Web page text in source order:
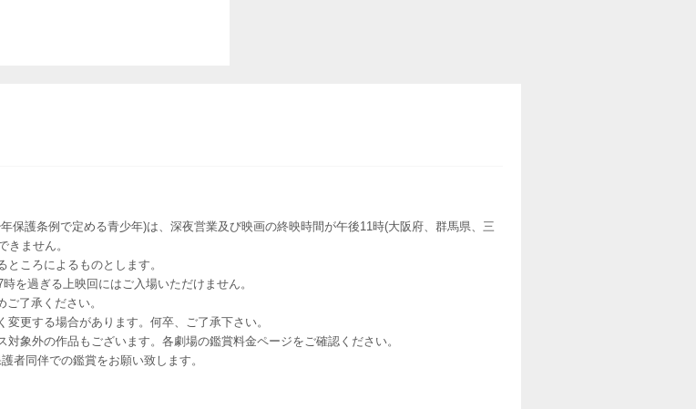
護条例で定める青少年)は、深夜営業及び映画の終映時間が午後11時(大阪府、群馬県、三
きません。
ころによるものとします。
を過ぎる上映回にはご入場いただけません。
了承ください。
更する場合があります。何卒、ご了承下さい。
象外の作品もございます。各劇場の鑑賞料金ページをご確認ください。
者同伴での鑑賞をお願い致します。